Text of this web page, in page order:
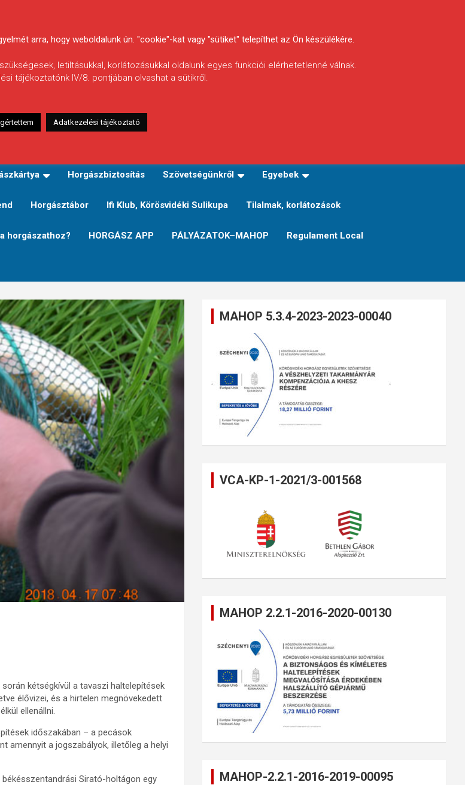
Horgászbiztosítás Szövetségünkről Egyebek
Horgásztábor Ifi Klub, Körösvidéki Sulikupa Tilalmak, korlátozások
horgászathoz? HORGÁSZ APP PÁLYÁZATOK–MAHOP Regulament Local
kétségkívül a tavaszi haltelepítések
élővizei, és a hirtelen megnövekedett
ellenállni.
időszakában – a pecások
amennyit a jogszabályok, illetőleg a helyi
Sirató-holtágon egy
MAHOP 5.3.4-2023-2023-00040
VCA-KP-1-2021/3-001568
MAHOP 2.2.1-2016-2020-00130
MAHOP-2.2.1-2016-2019-00095
arra, hogy weboldalunk ún. "cookie"-kat vagy "sütiket" telepíthet az Ön készülékére.
letiltásukkal, korlátozásukkal oldalunk egyes funkciói elérhetetlenné válnak.
tájékoztatónk IV/8. pontjában olvashat a sütikről.
Adatkezelési tájékoztató